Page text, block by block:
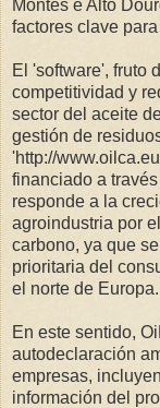
Montes e Alto
factores clave
El 'software', fruto
competitividad y
sector del aceite
gestión de
'http://
financiado a
responde a la
agroindustria por
carbono, ya que
prioritaria del
el norte de Europa.
En este sentido,
autodeclaración
empresas,
información del